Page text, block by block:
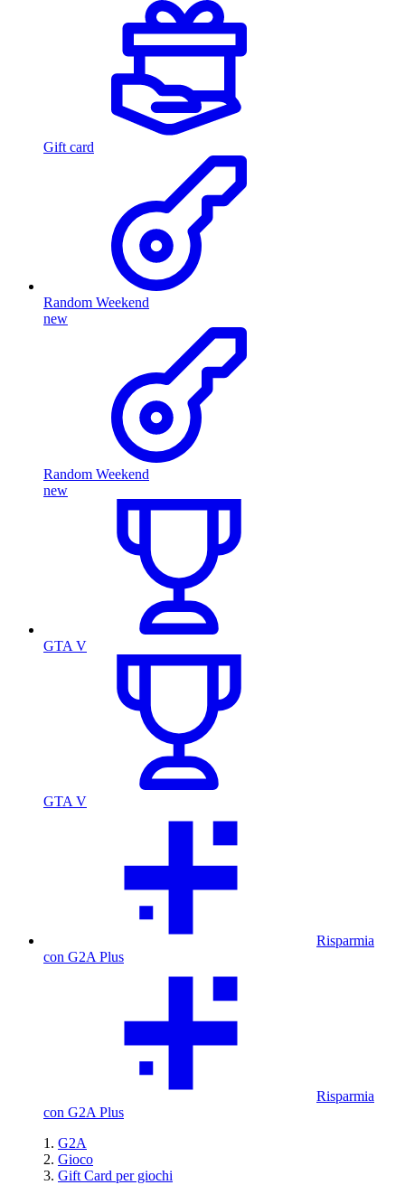
Gift card
Random Weekend
new
Random Weekend
new
GTA V
GTA V
Risparmia
con G2A Plus
Risparmia
con G2A Plus
G2A
Gioco
Gift Card per giochi